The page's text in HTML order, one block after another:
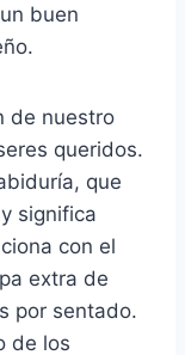
buen
de nuestro
queridos.
que
significa
con el
extra de
por sentado.
de los